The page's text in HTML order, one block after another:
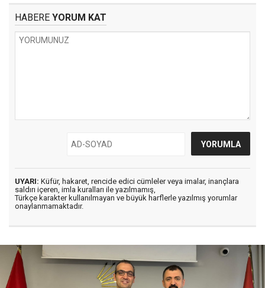
HABERE YORUM KAT
UYARI: Küfür, hakaret, rencide edici cümleler veya imalar, inançlara
saldırı içeren, imla kuralları ile yazılmamış,
Türkçe karakter kullanılmayan ve büyük harflerle yazılmış yorumlar
onaylanmamaktadır.